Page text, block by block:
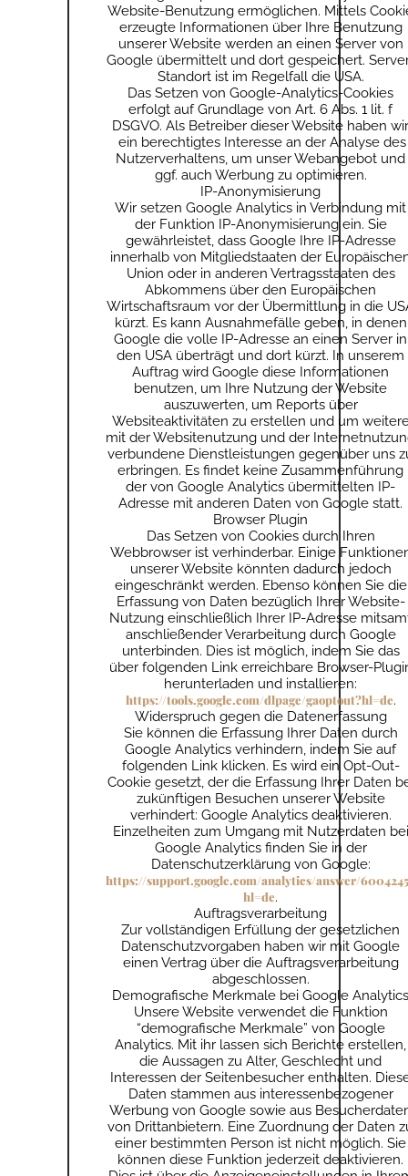
Website-Benutzung ermöglichen. Mittels
erzeugte Informationen über Ihre Benutzung
unserer Website werden an einen Server von
Google übermittelt und dort gespeichert.
Standort ist im Regelfall die USA.
Das Setzen von Google-Analytics-Cookies
erfolgt auf Grundlage von Art. 6 Abs. 1 lit. f
DSGVO. Als Betreiber dieser Website haben wir
ein berechtigtes Interesse an der Analyse des
Nutzerverhaltens, um unser Webangebot und
ggf. auch Werbung zu optimieren.
IP-Anonymisierung
Wir setzen Google Analytics in Verbindung mit
der Funktion IP-Anonymisierung ein. Sie
gewährleistet, dass Google Ihre IP-Adresse
innerhalb von Mitgliedstaaten der
Union oder in anderen Vertragsstaaten des
Abkommens über den Europäischen
Wirtschaftsraum vor der Übermittlung in die
kürzt. Es kann Ausnahmefälle geben, in denen
Google die volle IP-Adresse an einen Server in
den USA überträgt und dort kürzt. In unserem
Auftrag wird Google diese Informationen
benutzen, um Ihre Nutzung der Website
auszuwerten, um Reports über
Websiteaktivitäten zu erstellen und um
mit der Websitenutzung und der
verbundene Dienstleistungen gegenüber uns
erbringen. Es findet keine Zusammenführung
der von Google Analytics übermittelten IP-
Adresse mit anderen Daten von Google statt.
Browser Plugin
Das Setzen von Cookies durch Ihren
Webbrowser ist verhinderbar. Einige
unserer Website könnten dadurch jedoch
eingeschränkt werden. Ebenso können Sie die
Erfassung von Daten bezüglich Ihrer Website-
Nutzung einschließlich Ihrer IP-Adresse
anschließender Verarbeitung durch Google
unterbinden. Dies ist möglich, indem Sie das
über folgenden Link erreichbare Browser-
herunterladen und installieren:
https://tools.google.com/dlpage/gaoptout?hl=de.
Widerspruch gegen die Datenerfassung
Sie können die Erfassung Ihrer Daten durch
Google Analytics verhindern, indem Sie auf
folgenden Link klicken. Es wird ein Opt-Out-
Cookie gesetzt, der die Erfassung Ihrer Daten
zukünftigen Besuchen unserer Website
verhindert: Google Analytics deaktivieren.
Einzelheiten zum Umgang mit Nutzerdaten bei
Google Analytics finden Sie in der
Datenschutzerklärung von Google:
https://support.google.com/analytics/answer/
hl=de.
Auftragsverarbeitung
Zur vollständigen Erfüllung der gesetzlichen
Datenschutzvorgaben haben wir mit Google
einen Vertrag über die Auftragsverarbeitung
abgeschlossen.
Demografische Merkmale bei Google Analytics
Unsere Website verwendet die Funktion
“demografische Merkmale” von Google
Analytics. Mit ihr lassen sich Berichte erstellen,
die Aussagen zu Alter, Geschlecht und
Interessen der Seitenbesucher enthalten.
Daten stammen aus interessenbezogener
Werbung von Google sowie aus
von Drittanbietern. Eine Zuordnung der Daten
einer bestimmten Person ist nicht möglich. Sie
können diese Funktion jederzeit deaktivieren.